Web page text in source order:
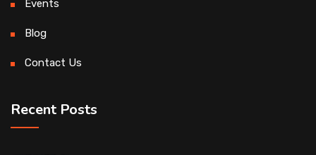
Events
Blog
Contact Us
Recent Posts